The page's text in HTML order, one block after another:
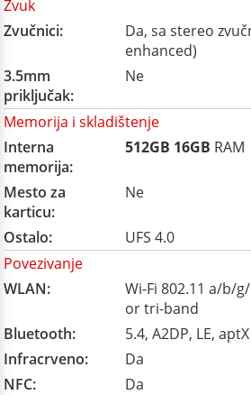
Zvuk
Zvučnici:
Da, sa stereo
enhanced)
3.5mm
priključak:
Ne
Memorija i skladištenje
Interna
memorija:
512GB 16GB RAM
Mesto za
karticu:
Ne
Ostalo:
UFS 4.0
Povezivanje
WLAN:
Wi-Fi 802.11 a/b/
or tri-band
Bluetooth:
5.4, A2DP, LE,
Infracrveno:
Da
NFC:
Da